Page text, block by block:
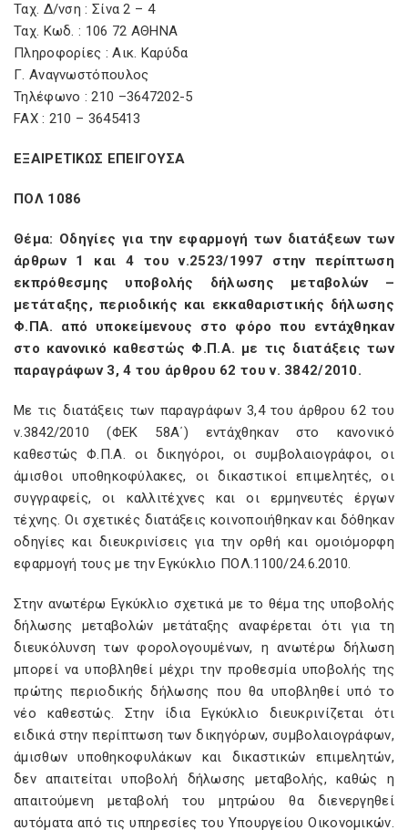
Ταχ. Δ/νση : Σίνα 2 – 4
Ταχ. Κωδ. : 106 72 ΑΘΗΝΑ
Πληροφορίες : Αικ. Καρύδα
Γ. Αναγνωστόπουλος
Τηλέφωνο : 210 –3647202-5
FAX : 210 – 3645413
ΕΞΑΙΡΕΤΙΚΩΣ ΕΠΕΙΓΟΥΣΑ
ΠΟΛ 1086
Θέμα: Οδηγίες για την εφαρμογή των διατάξεων των
άρθρων 1 και 4 του ν.2523/1997 στην περίπτωση
εκπρόθεσμης υποβολής δήλωσης μεταβολών –
μετάταξης, περιοδικής και εκκαθαριστικής δήλωσης
Φ.ΠΑ. από υποκείμενους στο φόρο που εντάχθηκαν
στο κανονικό καθεστώς Φ.Π.Α. με τις διατάξεις των
παραγράφων 3, 4 του άρθρου 62 του ν. 3842/2010.
Με τις διατάξεις των παραγράφων 3,4 του άρθρου 62 του
ν.3842/2010 (ΦΕΚ 58Α΄) εντάχθηκαν στο κανονικό
καθεστώς Φ.Π.Α. οι δικηγόροι, οι συμβολαιογράφοι, οι
άμισθοι υποθηκοφύλακες, οι δικαστικοί επιμελητές, οι
συγγραφείς, οι καλλιτέχνες και οι ερμηνευτές έργων
τέχνης. Οι σχετικές διατάξεις κοινοποιήθηκαν και δόθηκαν
οδηγίες και διευκρινίσεις για την ορθή και ομοιόμορφη
εφαρμογή τους με την Εγκύκλιο ΠΟΛ.1100/24.6.2010.
Στην ανωτέρω Εγκύκλιο σχετικά με το θέμα της υποβολής
δήλωσης μεταβολών μετάταξης αναφέρεται ότι για τη
διευκόλυνση των φορολογουμένων, η ανωτέρω δήλωση
μπορεί να υποβληθεί μέχρι την προθεσμία υποβολής της
πρώτης περιοδικής δήλωσης που θα υποβληθεί υπό το
νέο καθεστώς. Στην ίδια Εγκύκλιο διευκρινίζεται ότι
ειδικά στην περίπτωση των δικηγόρων, συμβολαιογράφων,
άμισθων υποθηκοφυλάκων και δικαστικών επιμελητών,
δεν απαιτείται υποβολή δήλωσης μεταβολής, καθώς η
απαιτούμενη μεταβολή του μητρώου θα διενεργηθεί
αυτόματα από τις υπηρεσίες του Υπουργείου Οικονομικών.